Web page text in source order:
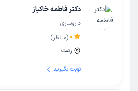
دکتر فاطمه خاکباز
داروسازی
0
(
0 نظر)
رشت
نوبت بگیرید